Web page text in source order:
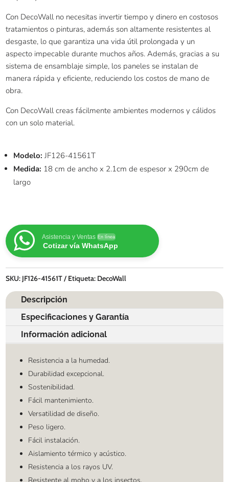
Con DecoWall no necesitas invertir tiempo y dinero en costosos
tratamientos o pinturas, además son altamente resistentes al
desgaste, lo que garantiza una vida útil prolongada y un
aspecto impecable durante muchos años. Además, gracias a su
sistema de ensamblaje simple, los paneles se instalan de
manera rápida y eficiente, reduciendo los costos de mano de
obra.
Con DecoWall creas fácilmente ambientes modernos y cálidos
con un solo material.
Modelo: JF126-41561T
Medida: 18 cm de ancho x 2.1cm de espesor x 290cm de
largo
Asistencia y Ventas En línea
Cotizar vía WhatsApp
SKU: JF126-41561T Etiqueta: DecoWall
Descripción
Especificaciones y Garantía
Información adicional
Resistencia a la humedad.
Durabilidad excepcional.
Sostenibilidad.
Fácil mantenimiento.
Versatilidad de diseño.
Peso ligero.
Fácil instalación.
Aislamiento térmico y acústico.
Resistencia a los rayos UV.